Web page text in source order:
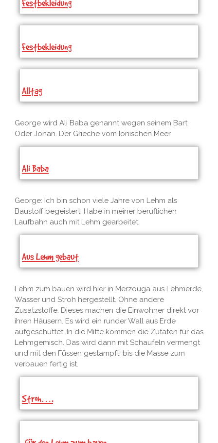
Festbekleidung
Festbekleidung
Alltag
George wird Ali Baba genannt wegen seinem Bart.
Oder Jonan. Der Grieche vom Ionischen Meer
Ali Baba
George: Ich bin schon viele Jahre von Lehm als
Baustoff begeistert. Habe in meiner beruflichen
Laufbahn auch mit Lehm gearbeitet.
Aus Lehm gebaut
Lehm zum bauen wird hier in Merzouga aus Lehmerde,
Wasser und Stroh hergestellt. Ohne andere
Zusatzstoffe. Dieses machen die Einwohner direkt vor
ihren Häusern. Es wird ein runder Wall aus Erde
aufgeschüttet. In die Mitte kommen die Zutaten für das
Lehmgemisch. Das wird dann mit Schaufeln vermengt
und mit den Füssen gestampft, bis die Masse zum
verbauen fertig ist.
Stroh….